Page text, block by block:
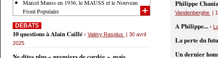
Philippe
Vandenberghe |
A Philippe... ›
La perte du
Un dernier
Marcel Mauss en 1936, le MAUSS et le Nouveau
Front Populaire
DÉBATS
10 questions à Alain Caillé › Valéry Rasplus
| 30 avril
2025